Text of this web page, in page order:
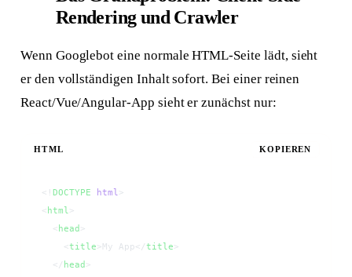
Rendering und Crawler
Wenn Googlebot eine normale HTML-Seite lädt, sieht
er den vollständigen Inhalt sofort. Bei einer reinen
React/Vue/Angular-App sieht er zunächst nur:
HTML KOPIEREN
<! DOCTYPE html >
< html >
  <
head >
    <
title >My App</title >
  </
head >